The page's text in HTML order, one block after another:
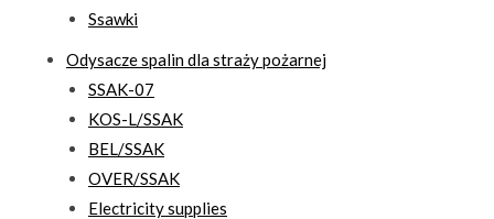
Ssawki
Odysacze spalin dla straży pożarnej
SSAK-07
KOS-L/SSAK
BEL/SSAK
OVER/SSAK
Electricity supplies